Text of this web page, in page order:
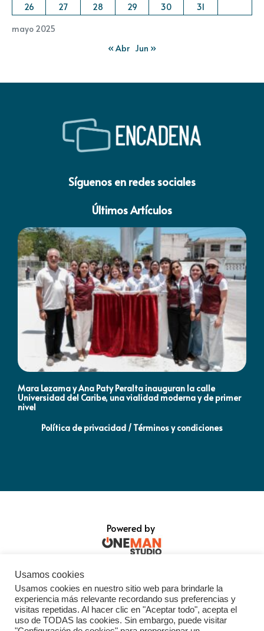
mayo 2025
26
27 28 29 30 31
« Abr Jun »
Síguenos en redes sociales
Últimos Artículos
Mara Lezama y Ana Paty Peralta inauguran la calle
Universidad del Caribe, una vialidad moderna y de primer
nivel
Política de privacidad / Términos y condiciones
Powered by
Usamos cookies
Usamos cookies en nuestro sitio web para brindarle la
experiencia más relevante recordando sus preferencias y
visitas repetidas. Al hacer clic en "Aceptar todo", acepta el
uso de TODAS las cookies. Sin embargo, puede visitar